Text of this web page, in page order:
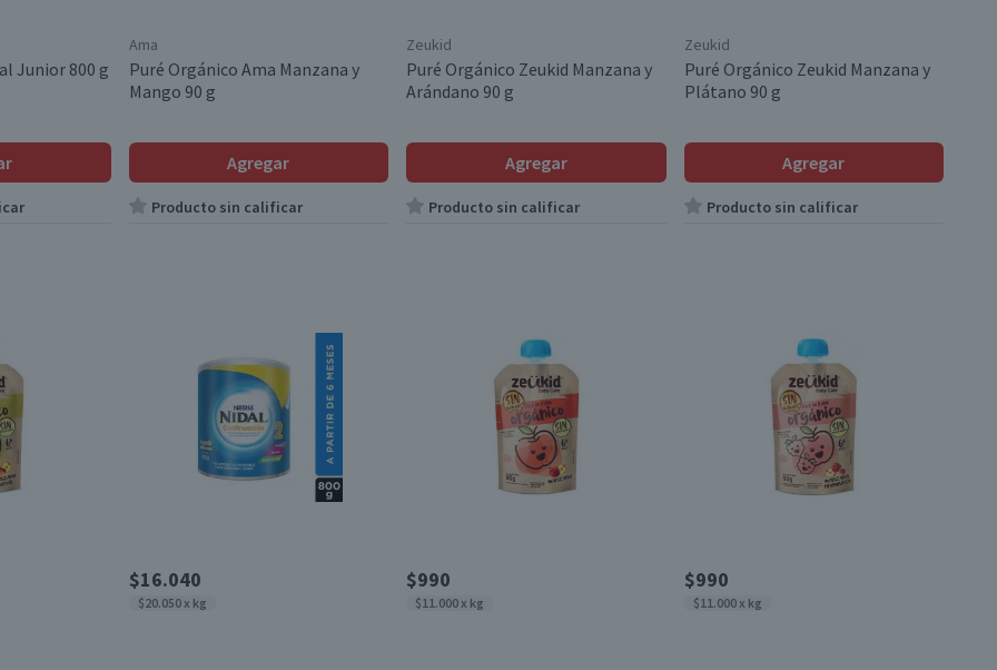
Junior 800 g
Ama
Puré Orgánico Ama Manzana y
Mango 90 g
Agregar
Producto sin calificar
Zeukid
Puré Orgánico Zeukid Manzana y
Arándano 90 g
Agregar
Producto sin calificar
Zeukid
Puré Orgánico Zeukid Manzana y
Plátano 90 g
Agregar
Producto sin calificar
$16.040
$20.050 x kg
$990
$11.000 x kg
$990
$11.000 x kg